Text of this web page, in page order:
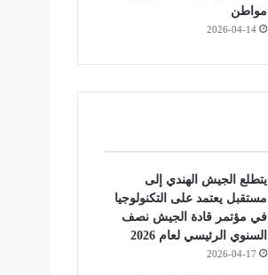
مواطن
2026-04-14
يتطلع الجيش الهندي إلى
مستقبل يعتمد على التكنولوجيا
في مؤتمر قادة الجيش نصف
السنوي الرئيسي لعام 2026
2026-04-17